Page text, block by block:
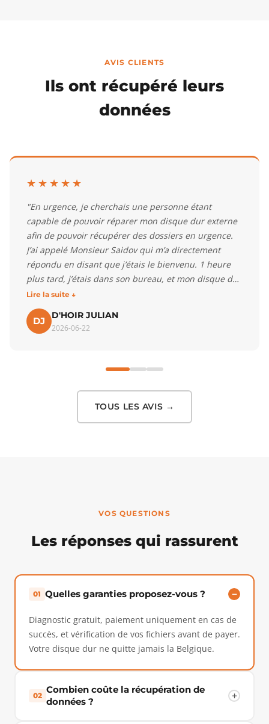
AVIS CLIENTS
Ils ont récupéré leurs
données
★★★★★
"Mr Saidov est très réactif et pragmatique. D'un
disque dur endommagé, il est parvenu à sauver un
mémoire de fin d'études. Rapide, disponible,
compétent, franc et aimable, ses prix sont
parfaitement raisonnables. Nous recommandons
sans hésiter! Merci, mille mercis."
Lire la suite ↓
CG Christine Gilon
2021-06-02
TOUS LES AVIS →
VOS QUESTIONS
Les réponses qui rassurent
01 Quelles garanties proposez-vous ?
Diagnostic gratuit, paiement uniquement en cas de
succès, et vérification de vos fichiers avant de payer.
Votre disque dur ne quitte jamais la Belgique.
02
Combien coûte la récupération de
données ?